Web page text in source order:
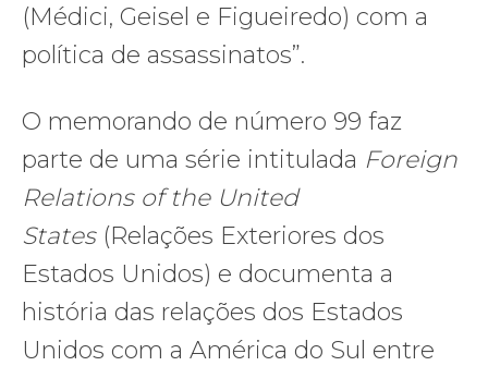
(Médici, Geisel e Figueiredo) com a
política de assassinatos”.
O memorando de número 99 faz
parte de uma série intitulada Foreign
Relations of the United
States(Relações Exteriores dos
Estados Unidos) e documenta a
história das relações dos Estados
Unidos com a América do Sul entre